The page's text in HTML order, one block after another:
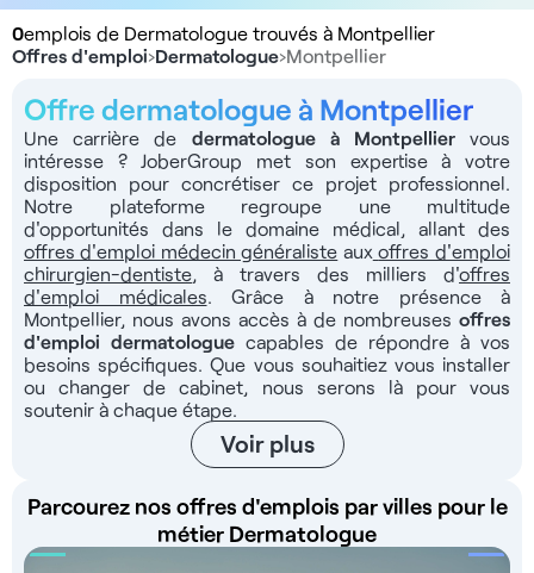
0emplois de Dermatologue trouvés à Montpellier
Offres d'emploi›Dermatologue›Montpellier
Offre dermatologue à Montpellier
Une carrière de dermatologue à Montpelliervous
intéresse ? JoberGroup met son expertise à votre
disposition pour concrétiser ce projet professionnel.
Notre plateforme regroupe une multitude
d'opportunités dans le domaine médical, allant des
offres d'emploi médecin généraliste aux offres d'emploi
chirurgien-dentiste, à travers des milliers d'offres
d'emploi médicales. Grâce à notre présence à
Montpellier, nous avons accès à de nombreuses offres
d'emploi dermatologue capables de répondre à vos
besoins spécifiques. Que vous souhaitiez vous installer
ou changer de cabinet, nous serons là pour vous
soutenir à chaque étape.
Voir plus
Parcourez nos offres d'emplois par villes pour le
métier Dermatologue